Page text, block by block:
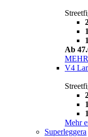
Ab
V4
Mehr
Superleggera